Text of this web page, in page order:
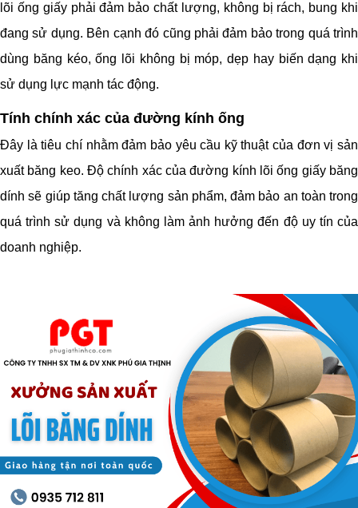
lõi ống giấy phải đảm bảo chất lượng, không bị rách, bung khi
đang sử dụng. Bên cạnh đó cũng phải đảm bảo trong quá trình
dùng băng kéo, ống lõi không bị móp, dẹp hay biến dạng khi
sử dụng lực mạnh tác động.
Tính chính xác của đường kính ống
Đây là tiêu chí nhằm đảm bảo yêu cầu kỹ thuật của đơn vị sản
xuất băng keo. Độ chính xác của đường kính lõi ống giấy băng
dính sẽ giúp tăng chất lượng sản phẩm, đảm bảo an toàn trong
quá trình sử dụng và không làm ảnh hưởng đến độ uy tín của
doanh nghiệp.